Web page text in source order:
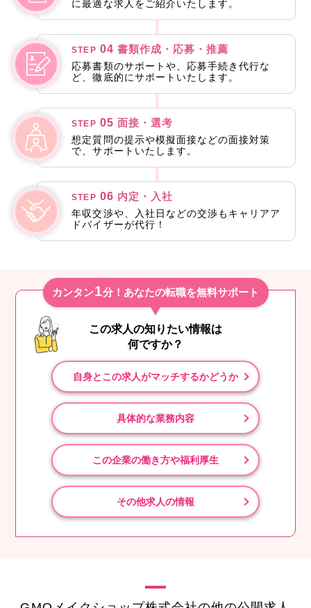
に最適な求人をご紹介いたします。
STEP 04 書類作成・応募・推薦
応募書類のサポートや、応募手続き代行な
ど、徹底的にサポートいたします。
STEP 05 面接・選考
想定質問の提示や模擬面接などの面接対策
で、サポートいたします。
STEP 06 内定・入社
年収交渉や、入社日などの交渉もキャリアア
ドバイザーが代行！
カンタン1分！あなたの転職を無料サポート
この求人の知りたい情報は
何ですか？
自身とこの求人がマッチするかどうか
具体的な業務内容
この企業の働き方や福利厚生
その他求人の情報